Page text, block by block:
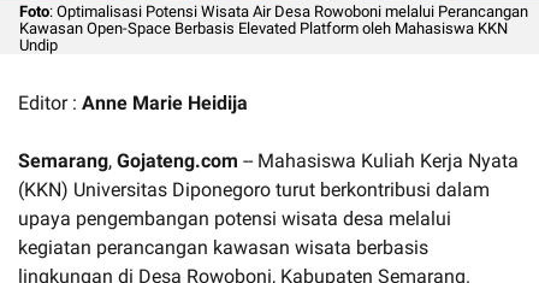
Foto: Optimalisasi Potensi Wisata Air Desa Rowoboni melalui Perancangan
Kawasan Open-Space Berbasis Elevated Platform oleh Mahasiswa KKN
Undip
Editor : Anne Marie Heidija
Semarang, Gojateng.com -- Mahasiswa Kuliah Kerja Nyata
(KKN) Universitas Diponegoro turut berkontribusi dalam
upaya pengembangan potensi wisata desa melalui
kegiatan perancangan kawasan wisata berbasis
lingkungan di Desa Rowoboni, Kabupaten Semarang.